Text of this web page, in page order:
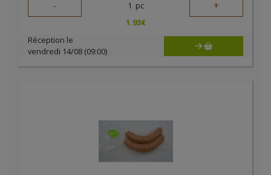
- 1 pc +
1.93€
Réception le
vendredi 14/08 (09:00)